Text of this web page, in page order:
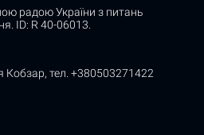
радою України з питань
ID: R 40-06013.
Кобзар, тел. +380503271422